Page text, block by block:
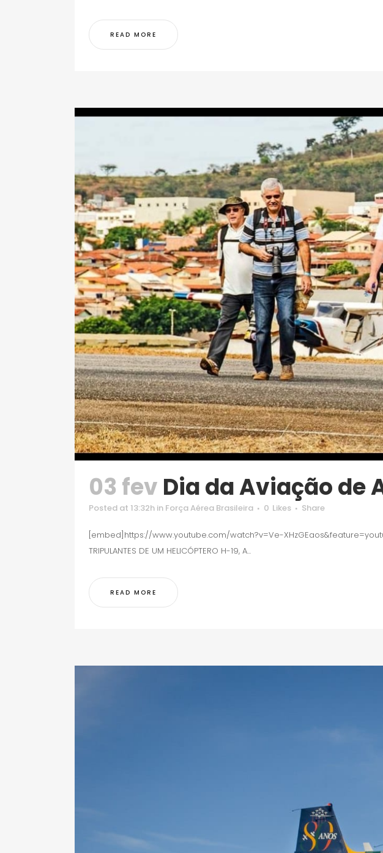
READ MORE
03 fev Dia da Aviação de
Posted at 13:32h in Força Aérea Brasileira 0 Likes Share
[embed]https://www.youtube.com/watch?v=Ve-
TRIPULANTES DE UM HELICÓPTERO H-19, A...
READ MORE